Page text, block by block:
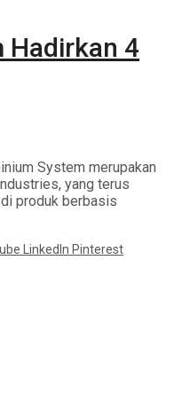
Hadirkan 4
System merupakan
yang terus
produk berbasis
LinkedIn Pinterest